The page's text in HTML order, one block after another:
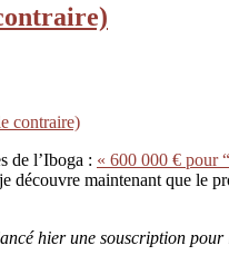
contraire)
de l’Iboga : « 600 000 € pour
découvre maintenant que le
hier une souscription